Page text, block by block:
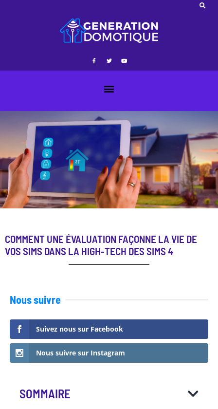
COMMENT UNE ÉVALUATION FAÇONNE LA VIE DE
VOS SIMS DANS LA HIGH-TECH DES SIMS 4
Nous suivre
Suivez nous sur Facebook
Nous suivre sur Instagram
SOMMAIRE